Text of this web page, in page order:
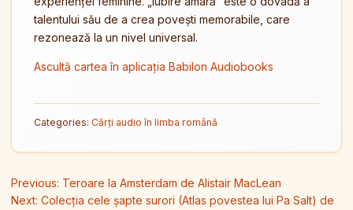
talentului său de a crea povești memorabile, care
rezonează la un nivel universal.
Ascultă cartea în aplicația Babilon Audiobooks
Categories: Cărți audio în limba română
Navigare în articole
Previous: Teroare la Amsterdam de Alistair MacLean
Next: Colecția cele șapte surori (Atlas povestea lui Pa Salt) de